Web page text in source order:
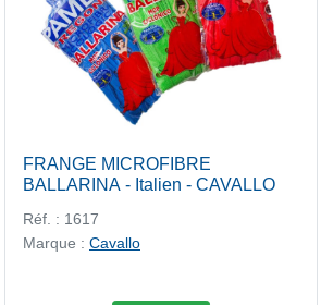
FRANGE MICROFIBRE
BALLARINA - Italien - CAVALLO
Réf. : 1617
Marque : Cavallo